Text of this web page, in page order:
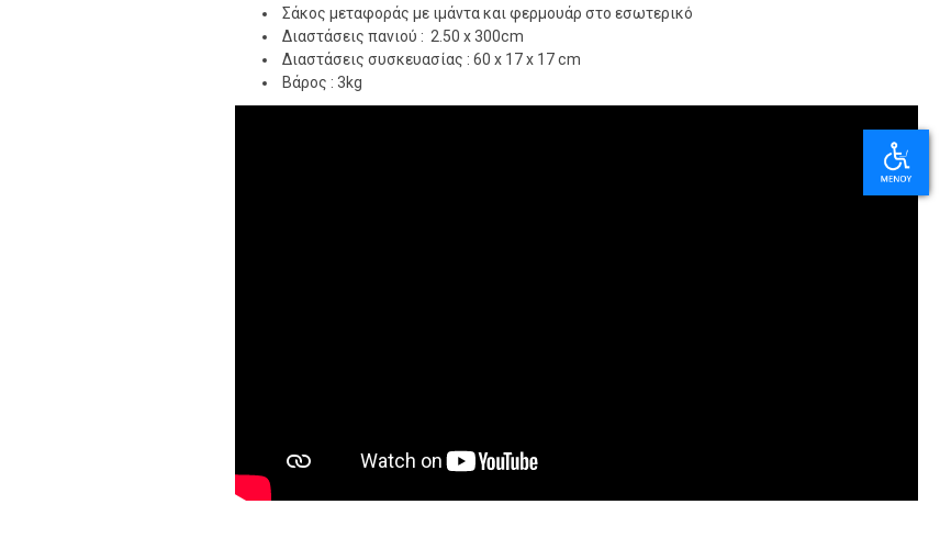
Σάκος μεταφοράς με ιμάντα και φερμουάρ στο εσωτερικό
Διαστάσεις πανιού : 2.50 x 300cm
Διαστάσεις συσκευασίας : 60 x 17 x 17 cm
Βάρος : 3kg